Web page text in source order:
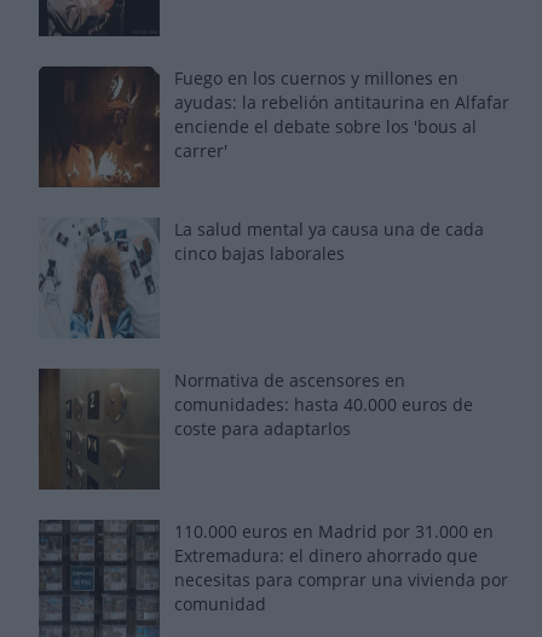
Fuego en los cuernos y millones en
ayudas: la rebelión antitaurina en Alfafar
enciende el debate sobre los 'bous al
carrer'
La salud mental ya causa una de cada
cinco bajas laborales
Normativa de ascensores en
comunidades: hasta 40.000 euros de
coste para adaptarlos
110.000 euros en Madrid por 31.000 en
Extremadura: el dinero ahorrado que
necesitas para comprar una vivienda por
comunidad